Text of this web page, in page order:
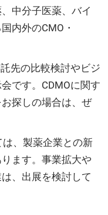
中分子医薬、バイ
内外のCMO・
先の比較検討やビジ
です。CDMOに関す
探しの場合は、ぜ
は、製薬企業との新
ます。事業拡大や
、出展を検討して